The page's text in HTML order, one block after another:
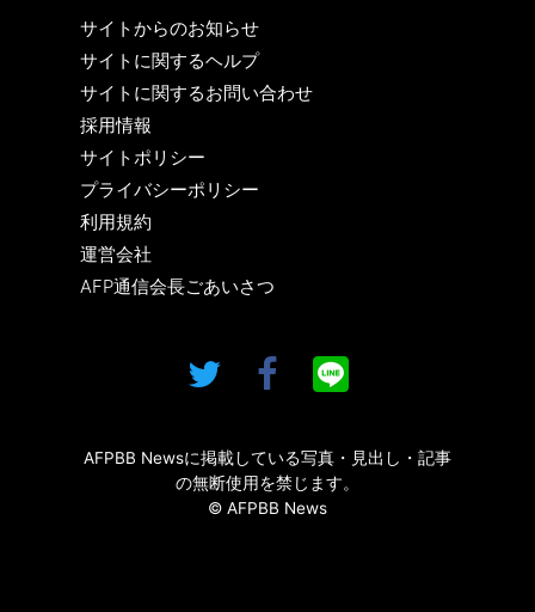
サイトからのお知らせ
サイトに関するヘルプ
サイトに関するお問い合わせ
採用情報
サイトポリシー
プライバシーポリシー
利用規約
運営会社
AFP通信会長ごあいさつ
AFPBB Newsに掲載している写真・見出し・記事
の無断使用を禁じます。
© AFPBB News